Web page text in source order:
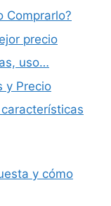
Comprarlo?
precio
uso…
y Precio
y cómo